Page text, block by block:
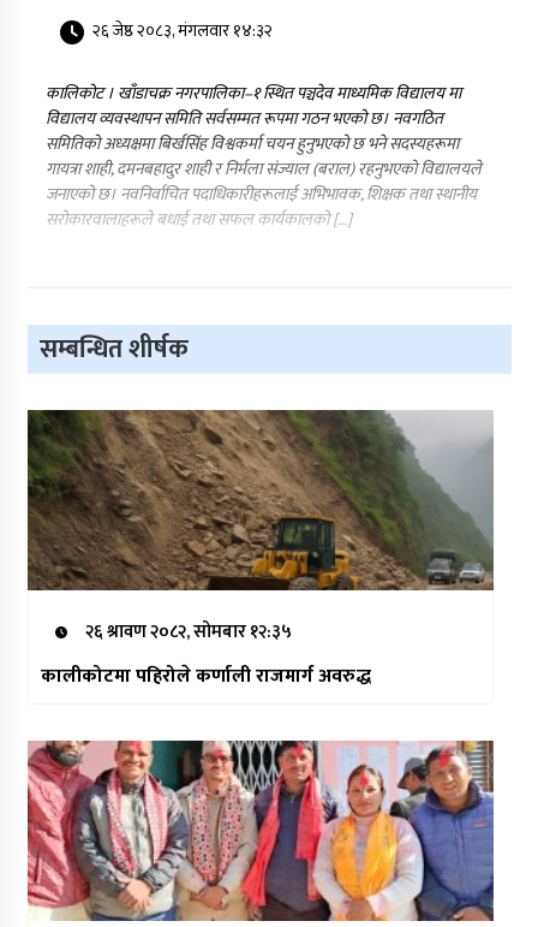
२६ जेष्ठ २०८३, मंगलवार १४:३२
कालिकोट । खाँडाचक्र नगरपालिका–१ स्थित पञ्चदेव माध्यमिक विद्यालय मा
विद्यालय व्यवस्थापन समिति सर्वसम्मत रूपमा गठन भएको छ। नवगठित
समितिको अध्यक्षमा बिर्खसिंह विश्वकर्मा चयन हुनुभएको छ भने सदस्यहरूमा
गायत्रा शाही, दमनबहादुर शाही र निर्मला संज्याल (बराल) रहनुभएको विद्यालयले
जनाएको छ। नवनिर्वाचित पदाधिकारीहरूलाई अभिभावक, शिक्षक तथा स्थानीय
सरोकारवालाहरूले बधाई तथा सफल कार्यकालको […]
सम्बन्धित शीर्षक
२६ श्रावण २०८२, सोमबार १२:३५
कालीकोटमा पहिरोले कर्णाली राजमार्ग अवरुद्ध